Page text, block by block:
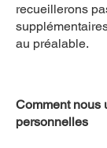
recueillerons
au préalable.
Comment nous
personnelles